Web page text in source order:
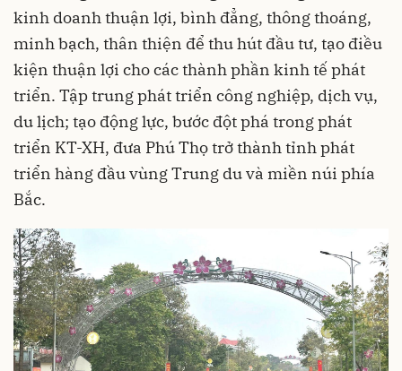
kinh doanh thuận lợi, bình đẳng, thông thoáng,
minh bạch, thân thiện để thu hút đầu tư, tạo điều
kiện thuận lợi cho các thành phần kinh tế phát
triển. Tập trung phát triển công nghiệp, dịch vụ,
du lịch; tạo động lực, bước đột phá trong phát
triển KT-XH, đưa Phú Thọ trở thành tỉnh phát
triển hàng đầu vùng Trung du và miền núi phía
Bắc.